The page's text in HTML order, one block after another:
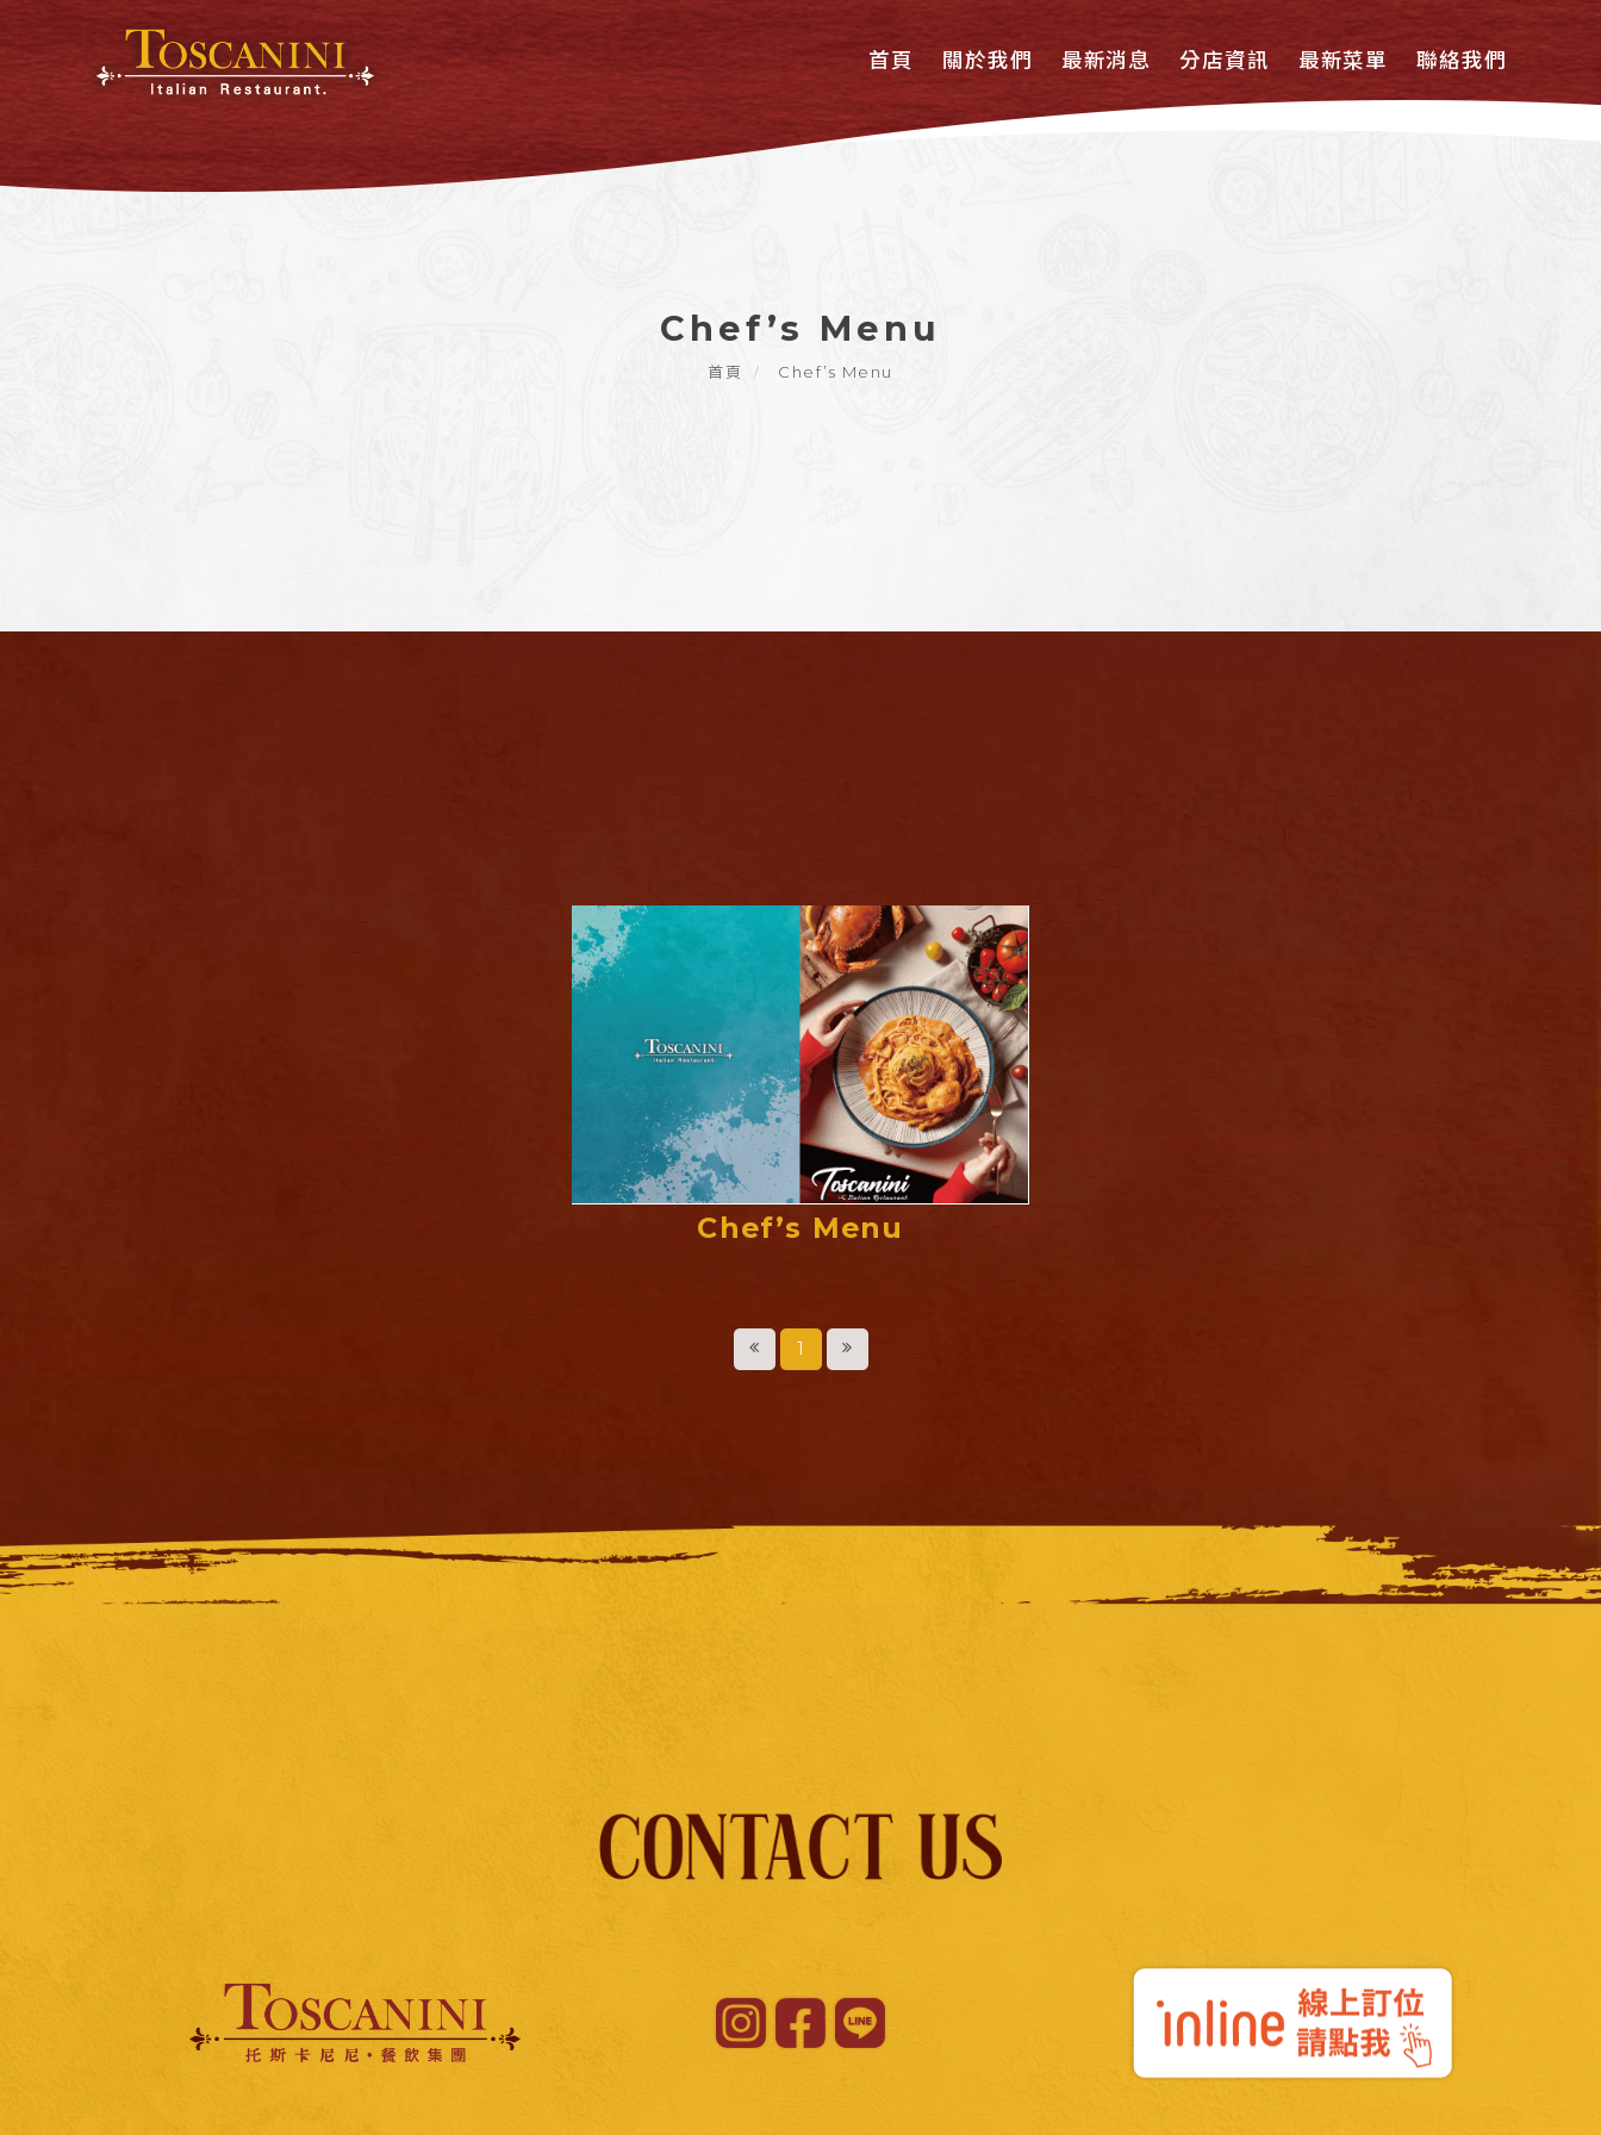
首頁 關於我們 最新消息 分店資訊 最新菜單 聯絡我們
Chef’s Menu
首頁 Chef’s Menu
Chef’s Menu
1